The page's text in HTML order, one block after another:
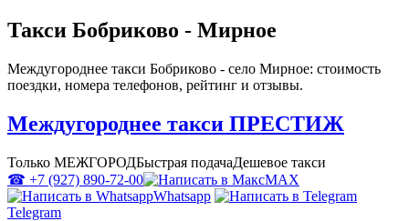
Такси Бобриково - Мирное
Междугороднее такси Бобриково - село Мирное: стоимость
поездки, номера телефонов, рейтинг и отзывы.
Междугороднее такси ПРЕСТИЖ
Только МЕЖГОРОДБыстрая подачаДешевое такси
☎ +7 (927) 890-72-00
MAX
Whatsapp
Telegram